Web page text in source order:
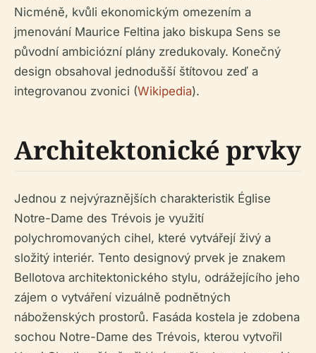
Nicméně, kvůli ekonomickým omezením a
jmenování Maurice Feltina jako biskupa Sens se
původní ambiciózní plány zredukovaly. Konečný
design obsahoval jednodušší štítovou zeď a
integrovanou zvonici (Wikipedia).
Architektonické prvky
Jednou z nejvýraznějších charakteristik Église
Notre-Dame des Trévois je využití
polychromovaných cihel, které vytvářejí živý a
složitý interiér. Tento designový prvek je znakem
Bellotova architektonického stylu, odrážejícího jeho
zájem o vytváření vizuálně podnětných
náboženských prostorů. Fasáda kostela je zdobena
sochou Notre-Dame des Trévois, kterou vytvořil